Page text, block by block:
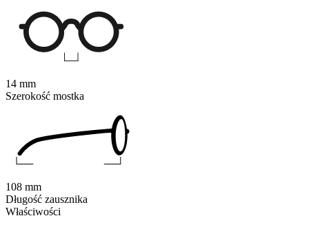
Właściwości
14 mm
Szerokość mostka
108 mm
Długość zausznika